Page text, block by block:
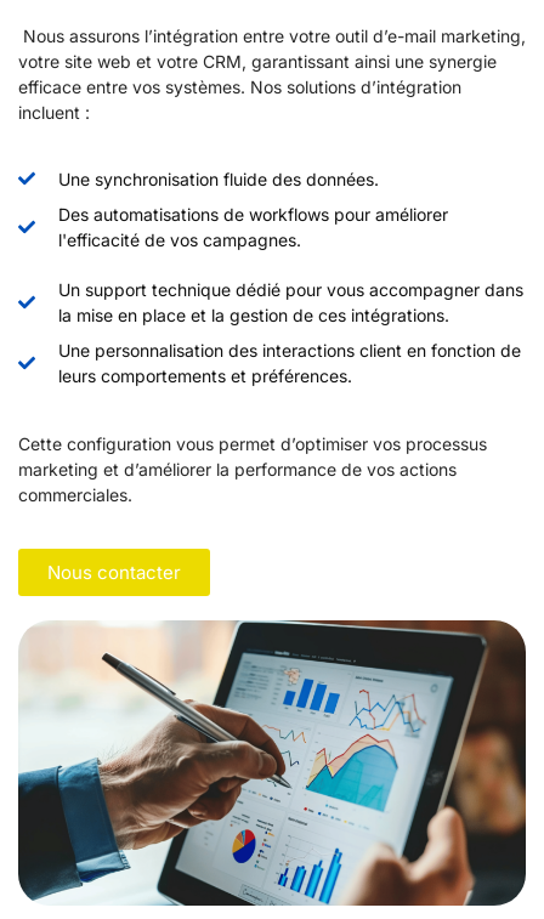
Nous assurons l’intégration entre votre outil d’e-mail marketing,
votre site web et votre CRM, garantissant ainsi une synergie
efficace entre vos systèmes. Nos solutions d’intégration
incluent :
Une synchronisation fluide des données.
Des automatisations de workflows pour améliorer
l'efficacité de vos campagnes.
Un support technique dédié pour vous accompagner dans
la mise en place et la gestion de ces intégrations.
Une personnalisation des interactions client en fonction de
leurs comportements et préférences.​
Cette configuration vous permet d’optimiser vos processus
marketing et d’améliorer la performance de vos actions
commerciales.
Nous contacter